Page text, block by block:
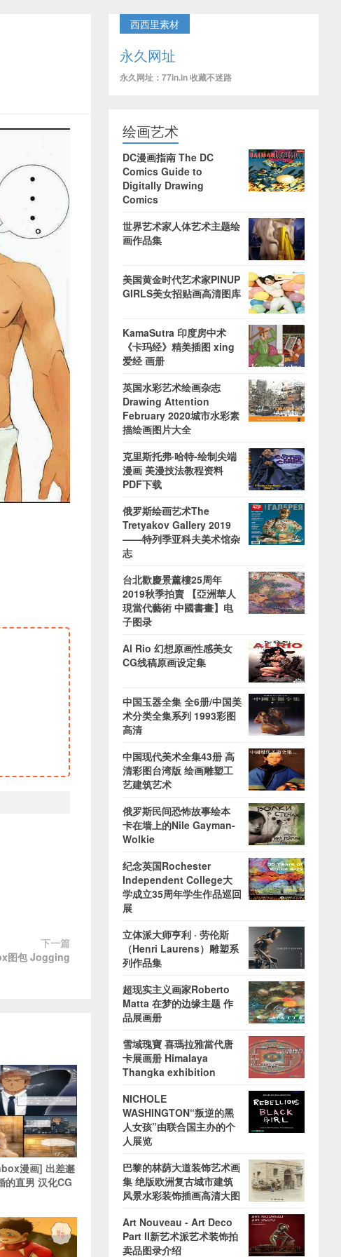
下一篇
图包 Jogging
漫画] 出差邂
的直男 汉化CG
西西里素材
永久网址
永久网址：77in.in 收藏不迷路
绘画艺术
DC漫画指南 The DC
Comics Guide to
Digitally Drawing
Comics
世界艺术家人体艺术主题绘
画作品集
美国黄金时代艺术家PINUP
GIRLS美女招贴画高清图库
KamaSutra 印度房中术
《卡玛经》精美插图 xing
爱经 画册
英国水彩艺术绘画杂志
Drawing Attention
February 2020城市水彩素
描绘画图片大全
克里斯托弗·哈特-绘制尖端
漫画 美漫技法教程资料
PDF下载
俄罗斯绘画艺术The
Tretyakov Gallery 2019
——特列季亚科夫美术馆杂
志
台北歡慶景薰樓25周年
2019秋季拍賣 【亞洲華人
現當代藝術 中國書畫】电
子图录
Al Rio 幻想原画性感美女
CG线稿原画设定集
中国玉器全集 全6册/中国美
术分类全集系列 1993彩图
高清
中国现代美术全集43册 高
清彩图台湾版 绘画雕塑工
艺建筑艺术
俄罗斯民间恐怖故事绘本
卡在墙上的Nile Gayman-
Wolkie
纪念英国Rochester
Independent College大
学成立35周年学生作品巡回
展
立体派大师亨利 · 劳伦斯
（Henri Laurens）雕塑系
列作品集
超现实主义画家Roberto
Matta 在梦的边缘主题 作
品展画册
雪域瑰寶 喜瑪拉雅當代唐
卡展画册 Himalaya
Thangka exhibition
NICHOLE
WASHINGTON“叛逆的黑
人女孩”由联合国主办的个
人展览
巴黎的林荫大道装饰艺术画
集 绝版欧洲复古城市建筑
风景水彩装饰插画高清大图
Art Nouveau - Art Deco
Part II新艺术派艺术装饰拍
卖品图录介绍